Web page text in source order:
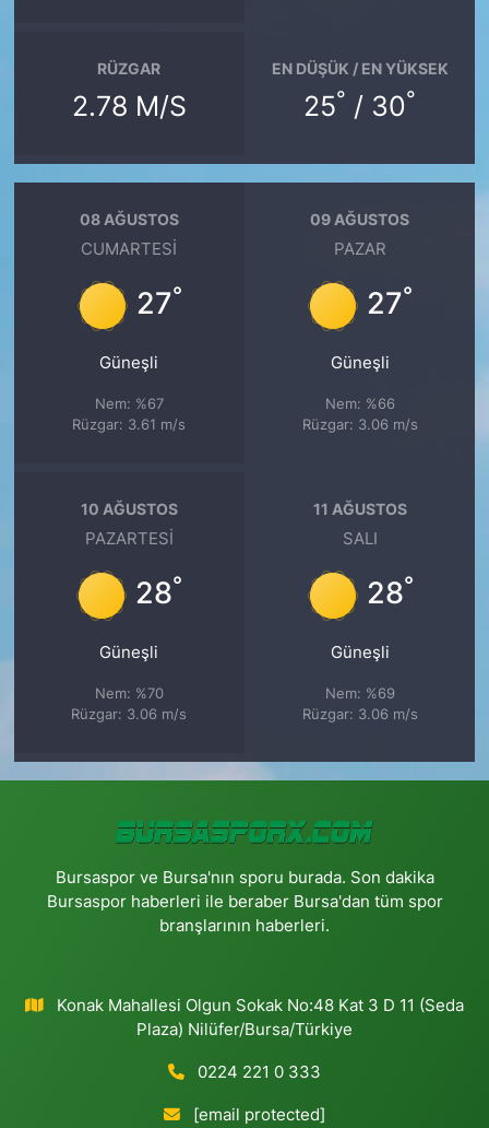
RÜZGAR
2.78 M/S
EN DÜŞÜK / EN YÜKSEK
25° / 30°
08 AĞUSTOS
CUMARTESI
27°
Güneşli
Nem: %67
Rüzgar: 3.61 m/s
09 AĞUSTOS
PAZAR
27°
Güneşli
Nem: %66
Rüzgar: 3.06 m/s
10 AĞUSTOS
PAZARTESI
28°
Güneşli
Nem: %70
Rüzgar: 3.06 m/s
11 AĞUSTOS
SALI
28°
Güneşli
Nem: %69
Rüzgar: 3.06 m/s
Bursaspor ve Bursa'nın sporu burada. Son dakika
Bursaspor haberleri ile beraber Bursa'dan tüm spor
branşlarının haberleri.
Konak Mahallesi Olgun Sokak No:48 Kat 3 D 11 (Seda
Plaza) Nilüfer/Bursa/Türkiye
0224 221 0 333
[email protected]